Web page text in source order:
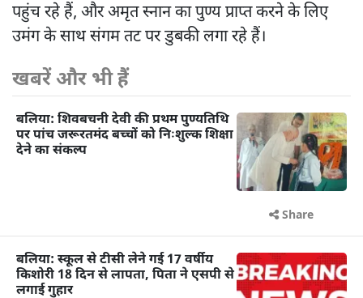
पहुंच रहे हैं, और अमृत स्नान का पुण्य प्राप्त करने के लिए
उमंग के साथ संगम तट पर डुबकी लगा रहे हैं।
खबरें और भी हैं
बलिया: शिवबचनी देवी की प्रथम पुण्यतिथि
पर पांच जरूरतमंद बच्चों को निःशुल्क शिक्षा
देने का संकल्प
Share
बलिया: स्कूल से टीसी लेने गई 17 वर्षीय
किशोरी 18 दिन से लापता, पिता ने एसपी से
लगाई गुहार